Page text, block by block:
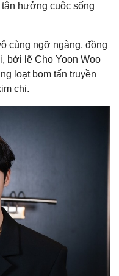
hưởng cuộc sống
cùng ngỡ ngàng, đồng
bởi lẽ Cho Yoon Woo
loạt bom tấn truyền
chi.